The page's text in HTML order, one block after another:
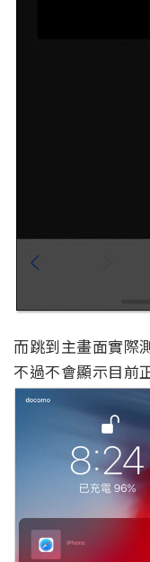
而跳到主畫面實際
不過不會顯示目前